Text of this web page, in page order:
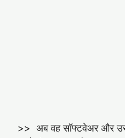
>> अब वह सॉफ्टवेअर और